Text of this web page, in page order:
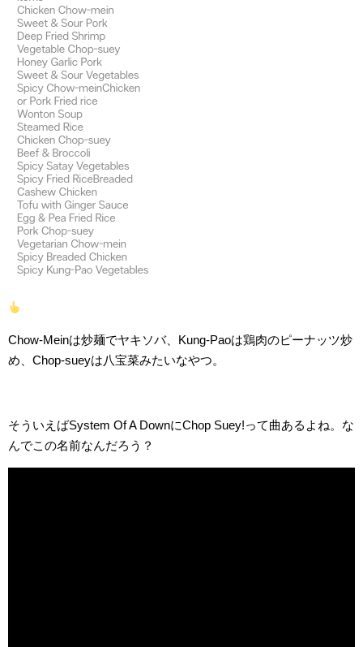
Chow-Meinは炒麺でヤキソバ、Kung-Paoは鶏肉のピーナッツ炒
め、Chop-sueyは八宝菜みたいなやつ。
そういえばSystem Of A DownにChop Suey!って曲あるよね。な
んでこの名前なんだろう？